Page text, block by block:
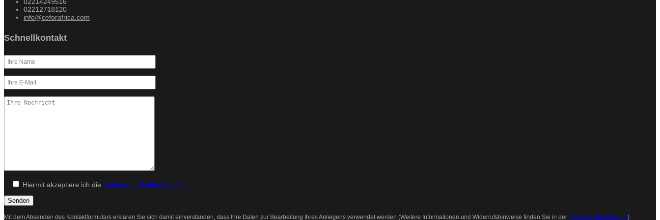
02212718120
info@ceforafrica.com
Schnellkontakt
Hiermit akzeptiere ich die Datenschutzbedingungen*
Mit dem Absenden des Kontaktformulars erklären Sie sich damit einverstanden, dass Ihre Daten zur Bearbeitung Ihres Anliegens verwendet werden (Weitere Informationen und Widerrufshinweise finden Sie in der Datenschutzerklärung).